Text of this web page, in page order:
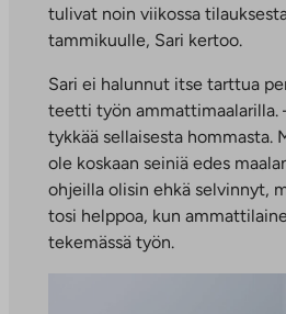
tulivat noin viikossa
tammikuulle, Sari kertoo.
Sari ei halunnut itse tarttua
teetti työn ammattimaalarilla.
tykkää sellaisesta hommasta.
ole koskaan seiniä edes
ohjeilla olisin ehkä selvinnyt,
tosi helppoa, kun
tekemässä työn.